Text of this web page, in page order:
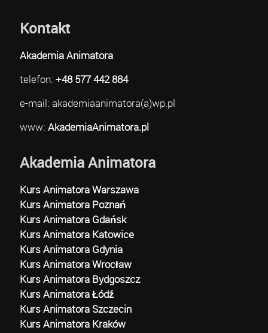
Kontakt
Akademia Animatora
telefon: +48 577 442 884
e-mail: akademiaanimatora(a)wp.pl
www: AkademiaAnimatora.pl
Akademia Animatora
Kurs Animatora Warszawa
Kurs Animatora Poznań
Kurs Animatora Gdańsk
Kurs Animatora Katowice
Kurs Animatora Gdynia
Kurs Animatora Wrocław
Kurs Animatora Bydgoszcz
Kurs Animatora Łódź
Kurs Animatora Szczecin
Kurs Animatora Kraków